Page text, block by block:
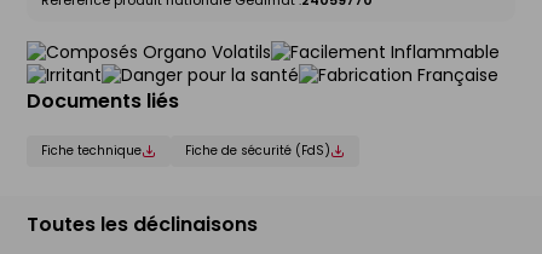
Documents liés
Fiche technique Fiche de sécurité (FdS)
Toutes les déclinaisons